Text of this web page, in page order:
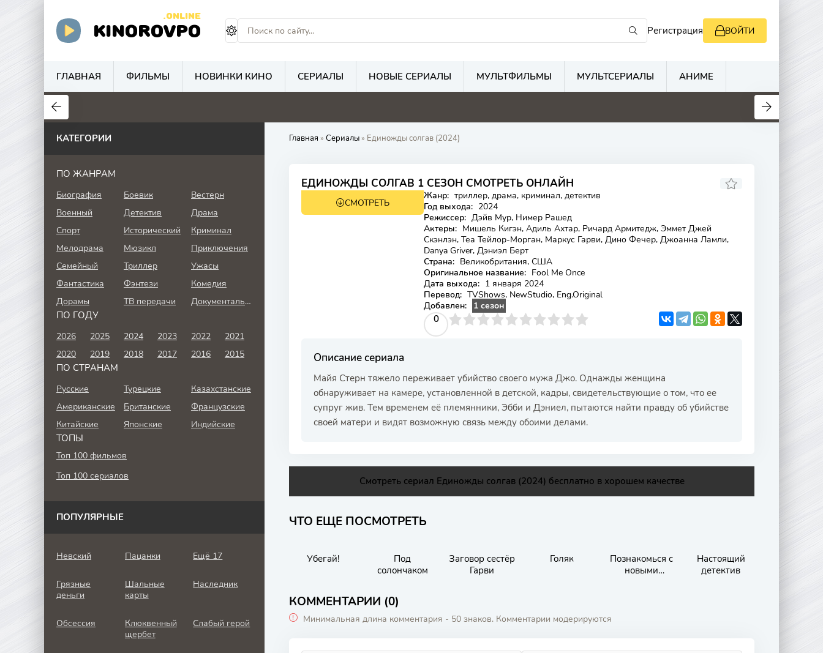
KINOROVPO
.ONLINE
Регистрация ВОЙТИ
ГЛАВНАЯ ФИЛЬМЫ НОВИНКИ КИНО СЕРИАЛЫ НОВЫЕ СЕРИАЛЫ МУЛЬТФИЛЬМЫ МУЛЬТСЕРИАЛЫ АНИМЕ
Главная » Сериалы» Единожды солгав (2024)
ЕДИНОЖДЫ СОЛГАВ 1 СЕЗОН СМОТРЕТЬ ОНЛАЙН
6.8 6.8
СМОТРЕТЬ
Жанр: триллер, драма, криминал, детектив
Год выхода: 2024
Режиссер: Дэйв Мур, Нимер Рашед
Актеры: Мишель Кигэн, Адиль Ахтар, Ричард Армитедж, Эммет Джей
Скэнлэн, Теа Тейлор-Морган, Маркус Гарви, Дино Фечер, Джоанна Ламли,
Danya Griver, Дэниэл Берт
Страна: Великобритания, США
Оригинальное название: Fool Me Once
Дата выхода: 1 января 2024
Перевод: TVShows, NewStudio, Eng.Original
Добавлен:
1 сезон
0
4 5 6 7 8 9 10
Описание сериала
Майя Стерн тяжело переживает убийство своего мужа Джо. Однажды женщина
обнаруживает на камере, установленной в детской, кадры, свидетельствующие о том, что ее
супруг жив. Тем временем её племянники, Эбби и Дэниел, пытаются найти правду об убийстве
своей матери и видят возможную связь между обоими делами.
Смотреть сериал Единожды солгав (2024) бесплатно в хорошем качестве
ЧТО ЕЩЕ ПОСМОТРЕТЬ
Убегай!
Под
солончаком
Заговор сестёр
Гарви
Голяк
Познакомься с
новыми
Настоящий
детектив
КОММЕНТАРИИ (0)
Минимальная длина комментария - 50 знаков. Комментарии модерируются
КАТЕГОРИИ
ПО ЖАНРАМ
Биография Боевик
Вестерн
Военный
Детектив
Драма
Спорт
Исторический
Криминал
Мелодрама
Мюзикл
Приключения
Семейный
Триллер
Ужасы
Фантастика
Фэнтези
Комедия
Дорамы
ТВ передачи Документальный
ПО ГОДУ
2026 2025 2024 2023 2022
2021
2020
2019 2018 2017 2016 2015
ПО СТРАНАМ
Русские Турецкие
Казахстанские
Американские
Британские
Французские
Китайские
Японские Индийские
ТОПЫ
Топ 100 фильмов
Топ 100 сериалов
ПОПУЛЯРНЫЕ
Невский Пацанки Ещё 17
Грязные
деньги
Шальные
карты
Наследник
Обсессия
Клюквенный
щербет
Слабый герой